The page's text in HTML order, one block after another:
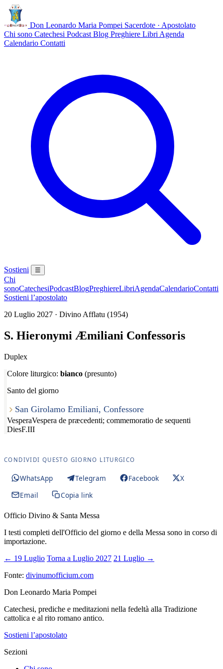
Don Leonardo Maria Pompei Sacerdote · Apostolato
Chi sono Catechesi Podcast Blog Preghiere Libri Agenda
Calendario Contatti
Sostieni ☰
Chi
sonoCatechesiPodcastBlogPreghiereLibriAgendaCalendarioContatti
Sostieni l’apostolato
20 Luglio 2027 · Divino Afflatu (1954)
S. Hieronymi Æmiliani Confessoris
Duplex
Colore liturgico: bianco (presunto)
Santo del giorno
San Girolamo Emiliani, Confessore
VesperaVespera de præcedenti; commemoratio de sequenti
DiesF.III
CONDIVIDI QUESTO GIORNO LITURGICO
WhatsApp Telegram Facebook
X
Email
Copia link
Officio Divino & Santa Messa
I testi completi dell'Officio del giorno e della Messa sono in corso di
importazione.
← 19 Luglio Torna a Luglio 2027 21 Luglio →
Fonte: divinumofficium.com
Don Leonardo Maria Pompei
Catechesi, prediche e meditazioni nella fedeltà alla Tradizione
cattolica e al rito romano antico.
Sostieni l’apostolato
Sezioni